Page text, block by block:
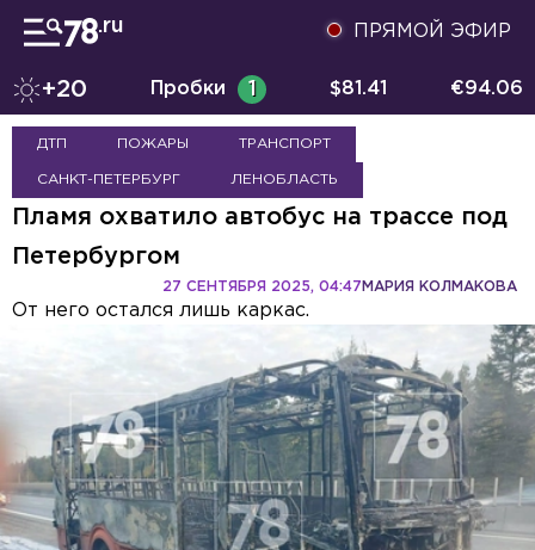
ПРЯМОЙ ЭФИР
+20 Пробки 1 $81.41 €94.06
ДТП ПОЖАРЫ ТРАНСПОРТ
САНКТ-ПЕТЕРБУРГ ЛЕНОБЛАСТЬ
Пламя охватило автобус на трассе под
Петербургом
МАРИЯ КОЛМАКОВА
27 СЕНТЯБРЯ 2025, 04:47
От него остался лишь каркас.